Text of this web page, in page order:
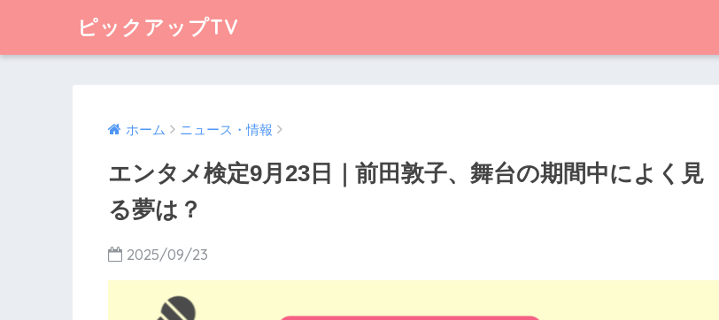
ピックアップTV
ホーム ニュース・情報
エンタメ検定9月23日｜前田敦子、舞台の期間中によく見
る夢は？
2025/09/23